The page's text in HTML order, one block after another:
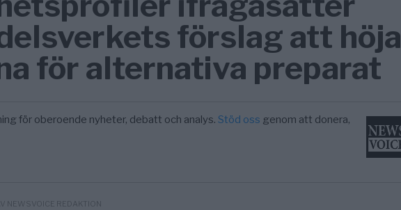
förslag att höja
för alternativa preparat
för oberoende nyheter, debatt och analys.Stöd oss genom att donera,
NEWSVOICE REDAKTION